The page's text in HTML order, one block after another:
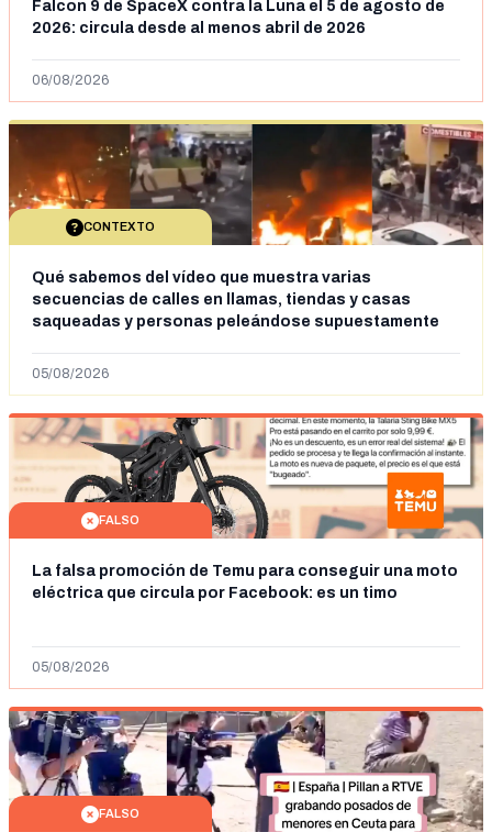
Falcon 9 de SpaceX contra la Luna el 5 de agosto de
2026: circula desde al menos abril de 2026
06/08/2026
CONTEXTO
Qué sabemos del vídeo que muestra varias
secuencias de calles en llamas, tiendas y casas
saqueadas y personas peleándose supuestamente
situación irregular a Ceuta
05/08/2026
FALSO
La falsa promoción de Temu para conseguir una moto
eléctrica que circula por Facebook: es un timo
05/08/2026
FALSO